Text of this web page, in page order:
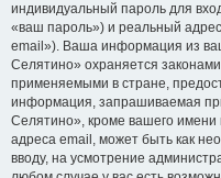
индивидуальный пароль для
«ваш пароль») и реальный
email»). Ваша информация из
Селятино» охраняется
применяемыми в стране,
информация, запрашиваемая
Селятино», кроме вашего имени
адреса email, может быть как
вводу, на усмотрение